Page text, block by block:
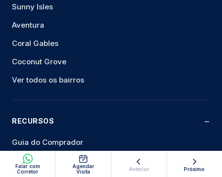
Falar com
Corretor
Agendar
Visita
Anterior Próximo
Sunny Isles
Aventura
Coral Gables
Coconut Grove
Ver todos os bairros
RECURSOS
Guia do Comprador
Panorama do mercado